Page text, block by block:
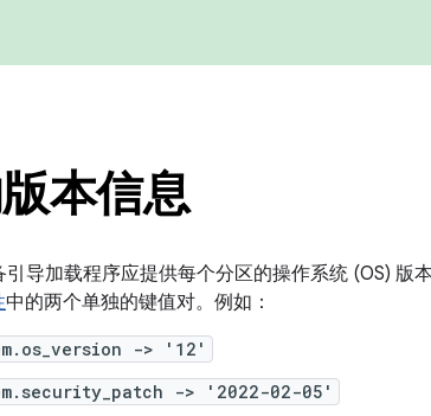
本信息
引导加载程序应提供每个分区的操作系统 (OS) 版
中的两个单独的键值对。例如：
-> '12'
-> '2022-02-05'